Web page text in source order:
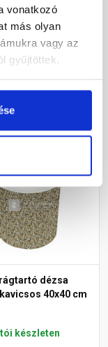
vonatkozó
más olyan
vagy az
gyűjtöttek.
dézsa
40x40 cm
készleten